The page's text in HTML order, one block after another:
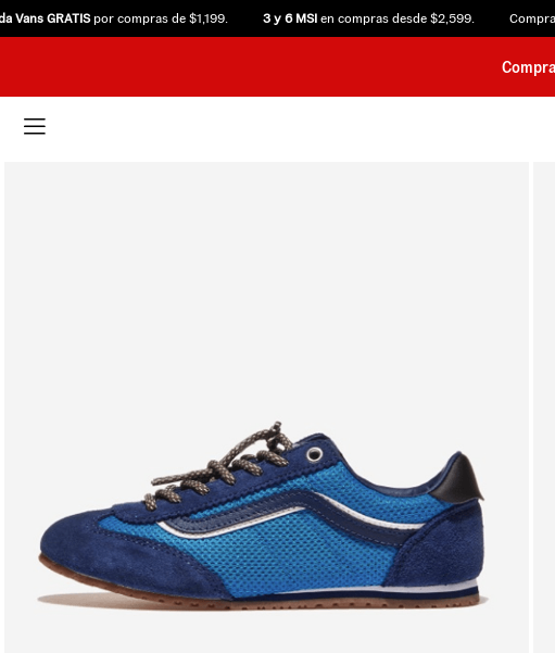
GRATISpor compras de $1,199. 3 y 6 MSIen compras desde $2,599. Compra